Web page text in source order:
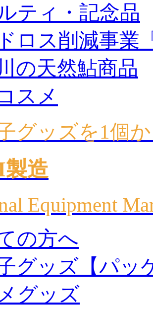
ティ・記念品
ロス削減事業
の天然鮎商品
スメ
グッズを1個
造
Equipment
の方へ
グッズ【パッ
グッズ